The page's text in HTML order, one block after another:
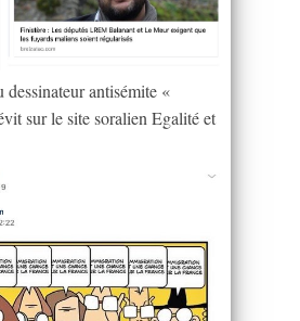
dessinateur antisémite «
sur le site soralien Egalité et